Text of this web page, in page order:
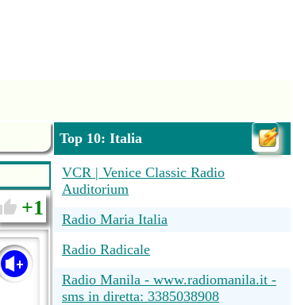
1
Top 10: Italia
VCR | Venice Classic Radio
Auditorium
Radio Maria Italia
Radio Radicale
Radio Manila - www.radiomanila.it -
sms in diretta: 3385038908